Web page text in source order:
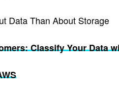
Data Than About Storage
Classify Your Data